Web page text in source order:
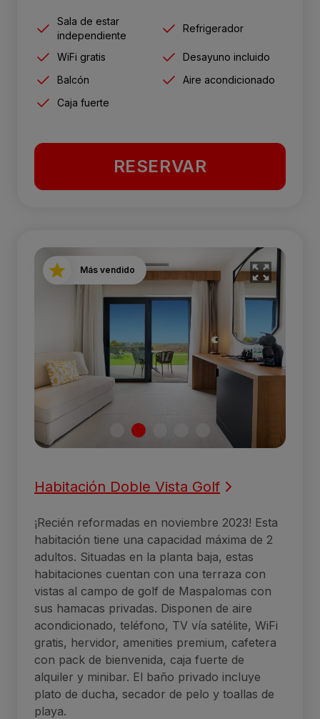
Sala de estar
independiente
Refrigerador
WiFi gratis
Desayuno incluido
Balcón
Aire acondicionado
Caja fuerte
RESERVAR
Más vendido
Habitación Doble Vista Golf
¡Recién reformadas en noviembre 2023! Esta
habitación tiene una capacidad máxima de 2
adultos. Situadas en la planta baja, estas
habitaciones cuentan con una terraza con
vistas al campo de golf de Maspalomas con
sus hamacas privadas. Disponen de aire
acondicionado, teléfono, TV vía satélite, WiFi
gratis, hervidor, amenities premium, cafetera
con pack de bienvenida, caja fuerte de
alquiler y minibar. El baño privado incluye
plato de ducha, secador de pelo y toallas de
playa.